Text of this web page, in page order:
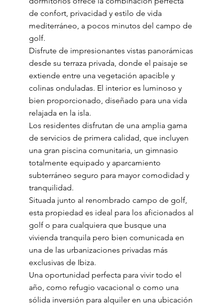
de confort, privacidad y estilo de vida
mediterráneo, a pocos minutos del campo de
golf.
Disfrute de impresionantes vistas panorámicas
desde su terraza privada, donde el paisaje se
extiende entre una vegetación apacible y
colinas onduladas. El interior es luminoso y
bien proporcionado, diseñado para una vida
relajada en la isla.
Los residentes disfrutan de una amplia gama
de servicios de primera calidad, que incluyen
una gran piscina comunitaria, un gimnasio
totalmente equipado y aparcamiento
subterráneo seguro para mayor comodidad y
tranquilidad.
Situada junto al renombrado campo de golf,
esta propiedad es ideal para los aficionados al
golf o para cualquiera que busque una
vivienda tranquila pero bien comunicada en
una de las urbanizaciones privadas más
exclusivas de Ibiza.
Una oportunidad perfecta para vivir todo el
año, como refugio vacacional o como una
sólida inversión para alquiler en una ubicación